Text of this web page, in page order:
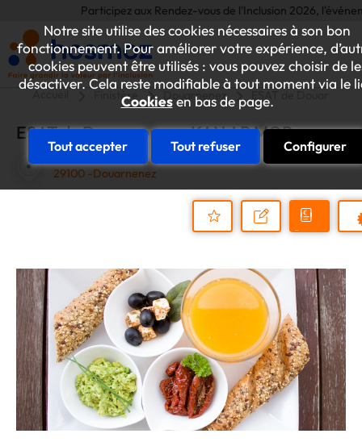
Notre site utilise des cookies nécessaires à son bon
fonctionnement. Pour améliorer votre expérience,
cookies peuvent être utilisés : vous pouvez choisir de
désactiver. Cela reste modifiable à tout moment via le
Cookiesen bas de page.
Tout accepter Tout refuser Configurer
Participez aux Rendez-vous de l'Inclusion 2026,
Accueil Finistère Douarnenez
ESAT de Douarnenez - KAN AR MOR
ZONE INDUSTRIELLE DE LANNUGAT
29100 -Douarnenez
au
dossier
Nous
Demander